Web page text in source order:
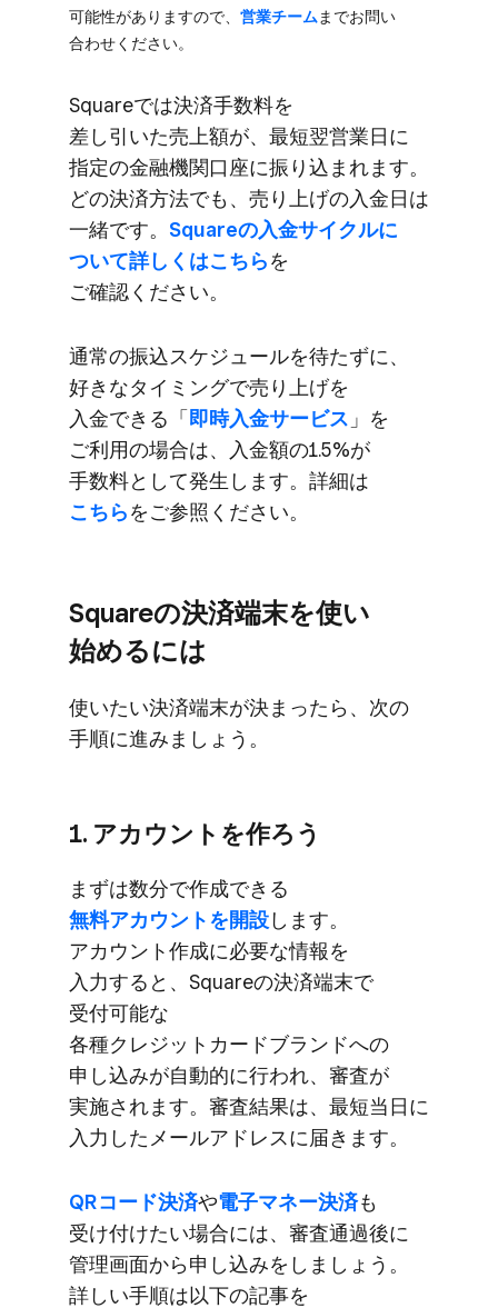
可能性が​ありますので、 ​営業チーム まで​お問い​
合わせください。
Squareでは​決済手数料を​
差し引いた売上額が、​最短翌営業日に​
指定の​金融機関​口座に​振り込まれます。​
どの​決済方​法でも、​売り上げの​入金日は​
一緒です。 ​Squareの​入金サイクルに​
ついて​詳しくは​こちらを​
ご確認ください。
通常の​振込スケジュールを​待たずに、​
好きな​タイミングで​売り上げを​
入金できる​「即時入金サービス 」を​
ご利用の​場合は、​入金額の​1.5%が​
手数料と​して​発生します。​詳細は
こちらを​ご参照ください。
Squareの​決済端末を​使い​
始めるには
使いたい​決済端末が​決まったら、​次の​
手順に​進みましょう。
1. アカウントを​作ろう
まずは​数分で​作成できる
無料アカウントを​開設します。​
アカウント作成に​必要な​情報を​
入力すると、​Squareの​決済端末で​
受付可能な​
各種クレジットカードブランドへの​
申し込みが​自動的に​行われ、​審査が​
実施されます。​審査結果は、​最短当日に​
入力した​メールアドレスに​届きます。
QRコード決済や​電子マネー決済も​
受け付けたい​場合には、​審査通過後に​
管理画面から​申し込みを​しましょう。​
詳しい​手順は​以下の​記事を​